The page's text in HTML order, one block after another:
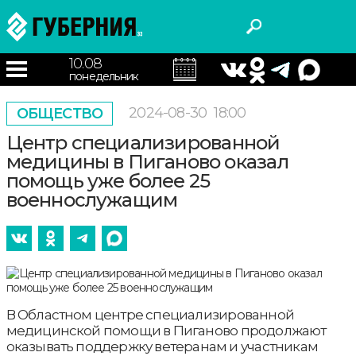
10.08
понедельник
ОБЩЕСТВО 2024-08-30 18:00
Центр специализированной
медицины в Пиганово оказал
помощь уже более 25
военнослужащим
В Областном центре специализированной
медицинской помощи в Пиганово продолжают
оказывать поддержку ветеранам и участникам